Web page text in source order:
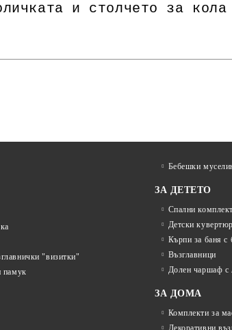
и столчето за кола
"визитки"
памук
Бебешки
ЗА ДЕТЕТО
Спални
Детски
Кърпи за баня с
Възглавници
Долен чаршаф с
ЗА ДОМА
Комплекти за
Декоративни